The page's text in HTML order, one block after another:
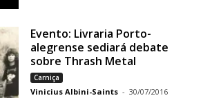
Evento: Livraria Porto-
alegrense sediará debate
sobre Thrash Metal
Carniça
Vinicius Albini-Saints - 30/07/2016